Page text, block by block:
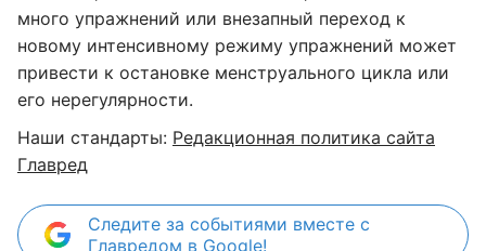
много упражнений или внезапный переход к
новому интенсивному режиму упражнений может
привести к остановке менструального цикла или
его нерегулярности.
Наши стандарты: Редакционная политика сайта
Главред
Следите за событиями вместе с
Главредом в Google!